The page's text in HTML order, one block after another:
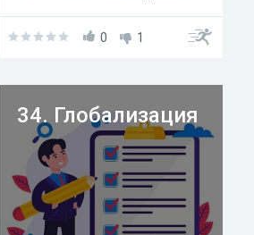
беспокоится. С высокой долей
оценку вы сможете получить.
0 1
34. Глобализация